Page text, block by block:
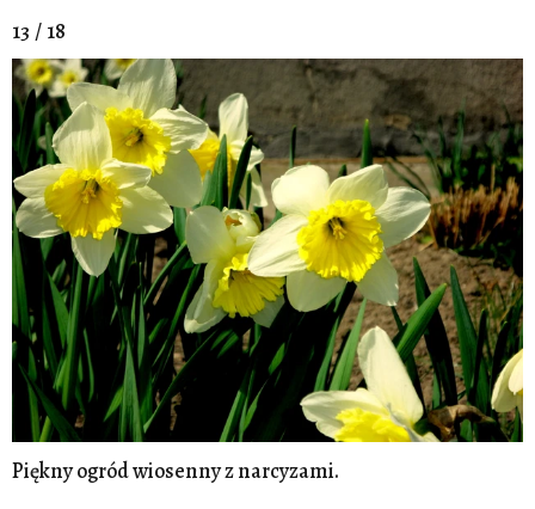
13 / 18
Piękny ogród wiosenny z narcyzami.